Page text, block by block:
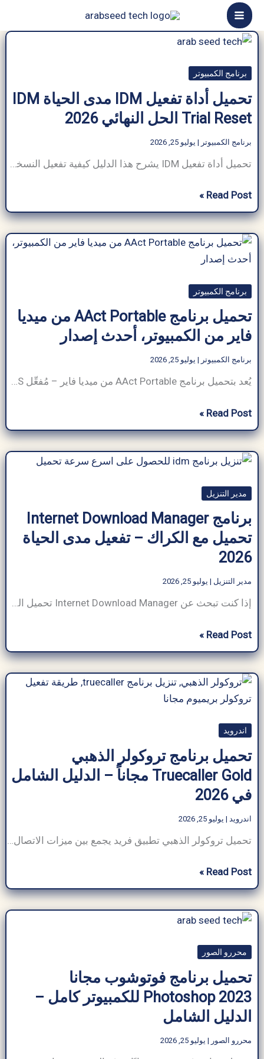
تخطي
إلى
المحتوى
برنامج الكمبيوتر
تحميل أداة تفعيل IDM مدى الحياة IDM
Trial Reset الحل النهائي 2026
برنامج الكمبيوتر | يوليو 25, 2026
تحميل
أداة
IDM
مدى
IDM
Trial
Reset
الحل
النهائي
2026
Read Post »
برنامج الكمبيوتر
تحميل برنامج AAct Portable من ميديا
فاير من الكمبيوتر، أحدث إصدار
برنامج الكمبيوتر | يوليو 25, 2026
يُعد بتحميل برنامج AAct Portable من ميديا فاير – مُفعِّل KMS من Ratiborus – الأداة الأقوى لتفعيل ويندوز وأوفيس 2021. وهو يعمل على تفعيل أنظمة تشغيل ويندوز VL: فيستا، 7، 8، 8.1، 10، سيرفر 2008، 2008 R2، 2012، 2012 R2، وأوفيس 2010، 2013، و2016. كما يُمكن تفعيل أوفيس 2010 VL على ويندوز XP. البرنامج مكتوب
تحميل
برنامج
Portable
ميديا
من
الكمبيوتر،
أحدث
إصدار
Read Post »
مدير التنزيل
برنامج Internet Download Manager
تحميل مع الكراك – تفعيل مدى الحياة
2026
مدير التنزيل | يوليو 25, 2026
إذا كنت تبحث عن Internet Download Manager تحميل الذي يتمتع بالقدرة على تنزيل الملفات بسرعة البرق، فأنت في المكان المناسب. في عالم رقمي مع زيادة الطلب على التنزيلات الفعالة والمتكررة والآمنة سواء للعمل أو للاستخدام الشخصي، فإن وجود مدير تنزيل سريع وموثوق به أمر ضروري. يتميز Internet Download Manager تحميل (IDM) مع الكراك بميزاته المتقدمة
برنامج
Internet
Manager
تحميل
الكراك
تفعيل
مدى
الحياة
2026
Read Post »
اندرويد
تحميل برنامج تروكولر الذهبي
Truecaller Gold مجاناً – الدليل الشامل
في 2026
اندرويد | يوليو 25, 2026
تحميل
برنامج
الذهبي
Gold
الدليل
الشامل
في
Read Post »
محررو الصور
تحميل برنامج فوتوشوب مجانا
Photoshop 2023 للكمبيوتر كامل –
الدليل الشامل
محررو الصور | يوليو 25, 2026